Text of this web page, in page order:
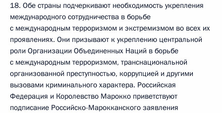
18. Обе страны подчеркивают необходимость укрепления
международного сотрудничества в борьбе
с международным терроризмом и экстремизмом во всех их
проявлениях. Они призывают к укреплению центральной
роли Организации Объединенных Наций в борьбе
с международным терроризмом, транснациональной
организованной преступностью, коррупцией и другими
вызовами криминального характера. Российская
Федерация и Королевство Марокко приветствуют
подписание Российско-Марокканского заявления